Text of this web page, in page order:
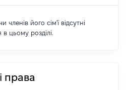
членів його сім'ї відсутні
цьому розділі.
права